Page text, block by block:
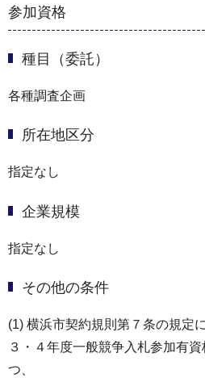
参加資格
種目（委託）
各種調査企画
所在地区分
指定なし
企業規模
指定なし
その他の条件
(1) 横浜市契約規則第７条の規定
３・４年度一般競争入札参加有
つ、